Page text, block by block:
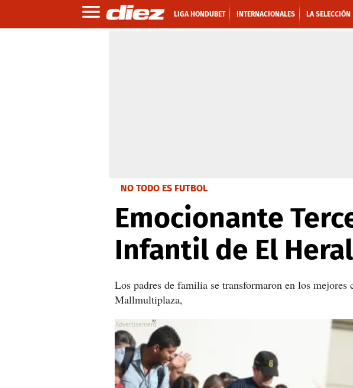
LIGA HONDUBET INTERNACIONALES LA SELECCIÓN
NO TODO ES FUTBOL
Emocionante
Infantil de El
Los padres de familia se transformaron en los
Mallmultiplaza,
X
X